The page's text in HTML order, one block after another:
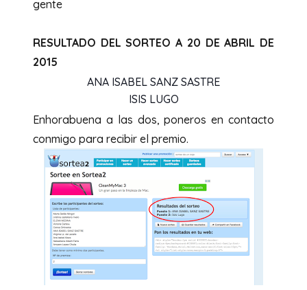
gente
RESULTADO DEL SORTEO A 20 DE ABRIL DE
2015
ANA ISABEL SANZ SASTRE
ISIS LUGO
Enhorabuena a las dos, poneros en contacto
conmigo para recibir el premio.